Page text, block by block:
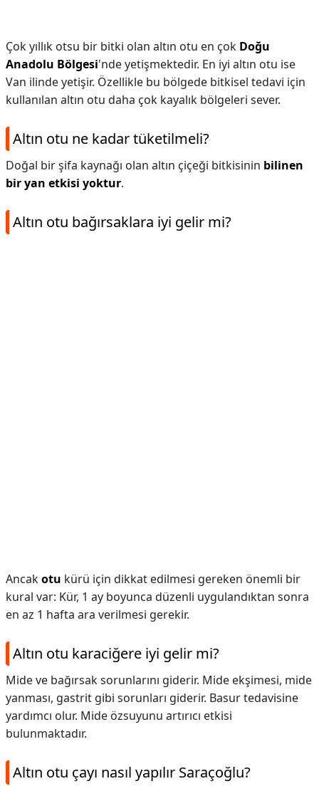
Çok yıllık otsu bir bitki olan altın otu en çok Doğu
Anadolu Bölgesi'nde yetişmektedir. En iyi altın otu ise
Van ilinde yetişir. Özellikle bu bölgede bitkisel tedavi için
kullanılan altın otu daha çok kayalık bölgeleri sever.
Altın otu ne kadar tüketilmeli?
Doğal bir şifa kaynağı olan altın çiçeği bitkisinin bilinen
bir yan etkisi yoktur.
Altın otu bağırsaklara iyi gelir mi?
Ancakotu kürü için dikkat edilmesi gereken önemli bir
kural var: Kür, 1 ay boyunca düzenli uygulandıktan sonra
en az 1 hafta ara verilmesi gerekir.
Altın otu karaciğere iyi gelir mi?
Mide ve bağırsak sorunlarını giderir. Mide ekşimesi, mide
yanması, gastrit gibi sorunları giderir. Basur tedavisine
yardımcı olur. Mide özsuyunu artırıcı etkisi
bulunmaktadır.
Altın otu çayı nasıl yapılır Saraçoğlu?